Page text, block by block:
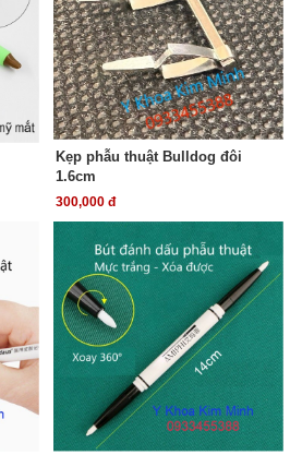
Kẹp phẫu thuật Bulldog đôi
1.6cm
300,000 đ